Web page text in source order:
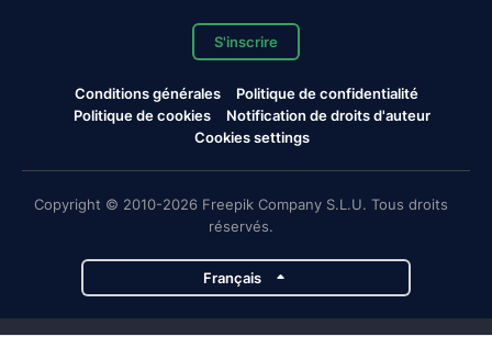
S'inscrire
Conditions générales
Politique de confidentialité
Politique de cookies
Notification de droits d'auteur
Cookies settings
Copyright © 2010-2026 Freepik Company S.L.U. Tous droits
réservés.
Français